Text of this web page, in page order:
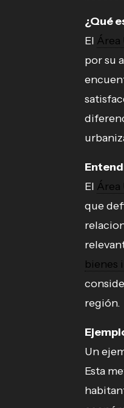
¿Qué
El Área
por su
El Área
que
bienes
región.
Un
Esta